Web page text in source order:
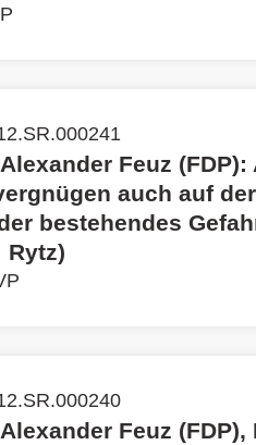
Feuz
auch auf
bestehendes
Rytz)
Feuz